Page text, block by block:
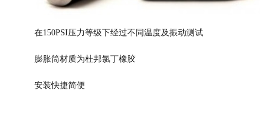
在150PSI压力等级下经过不同温度及振动测试
膨胀筒材质为杜邦氯丁橡胶
安装快捷简便